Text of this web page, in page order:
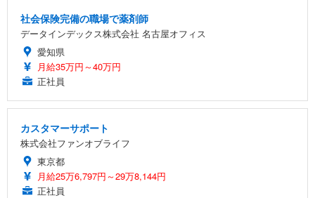
社会保険完備の職場で薬剤師
データインデックス株式会社 名古屋オフィス
愛知県
月給35万円～40万円
正社員
カスタマーサポート
株式会社ファンオブライフ
東京都
月給25万6,797円～29万8,144円
正社員